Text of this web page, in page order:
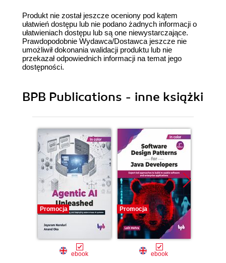
Produkt nie został jeszcze oceniony pod kątem
ułatwień dostępu lub nie podano żadnych informacji o
ułatwieniach dostępu lub są one niewystarczające.
Prawdopodobnie Wydawca/Dostawca jeszcze nie
umożliwił dokonania walidacji produktu lub nie
przekazał odpowiednich informacji na temat jego
dostępności.
BPB Publications - inne książki
Promocja
ebook
Promocja
ebook